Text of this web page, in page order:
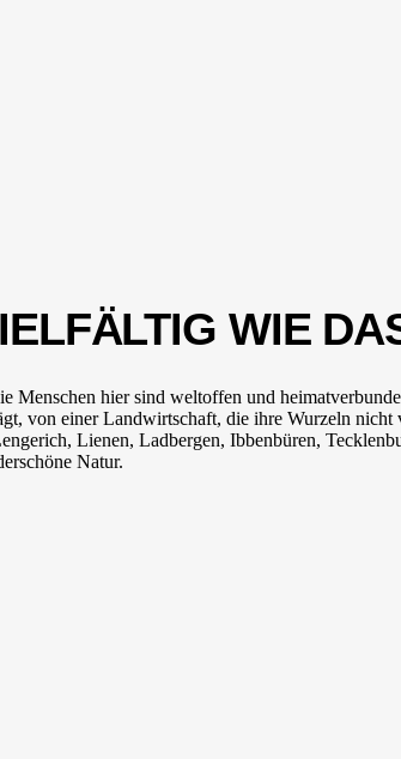
WIE
hier sind weltoffen und
von einer Landwirtschaft, die ihre Wurzeln
Lienen, Ladbergen, Ibbenbüren,
Natur.